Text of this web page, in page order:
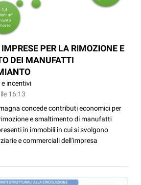
PER LA RIMOZIONE E
DEI MANUFATTI
incentivi
16:13
concede contributi economici per
e smaltimento di manufatti
in immobili in cui si svolgono
e commerciali dell’impresa